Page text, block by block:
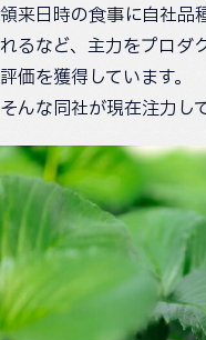
領来日時の食事に自社品
れるなど、主力をプロダ
評価を獲得しています。
そんな同社が現在注力し